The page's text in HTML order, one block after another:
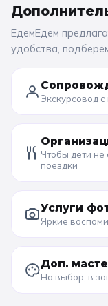
ЕдемЕдем
удобства,
Экскурсовод
Чтобы дети не
поездки
Услуги
Яркие
Доп.
На выбор, в